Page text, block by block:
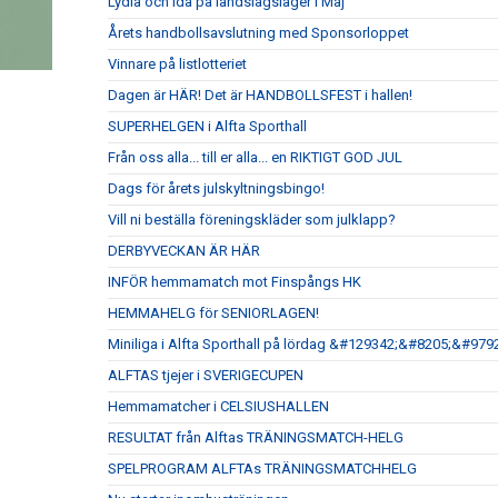
Årets handbollsavslutning med Sponsorloppet
Vinnare på listlotteriet
Dagen är HÄR! Det är HANDBOLLSFEST i hallen!
SUPERHELGEN i Alfta Sporthall
Från oss alla... till er alla... en RIKTIGT GOD JUL
Dags för årets julskyltningsbingo!
Vill ni beställa föreningskläder som julklapp?
DERBYVECKAN ÄR HÄR
INFÖR hemmamatch mot Finspångs HK
HEMMAHELG för SENIORLAGEN!
Miniliga i Alfta Sporthall på lördag
ALFTAS tjejer i SVERIGECUPEN
Hemmamatcher i CELSIUSHALLEN
RESULTAT från Alftas TRÄNINGSMATCH-HELG
SPELPROGRAM ALFTAs TRÄNINGSMATCHHELG